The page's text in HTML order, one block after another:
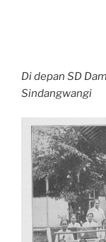
Di depan SD
Sindangwangi